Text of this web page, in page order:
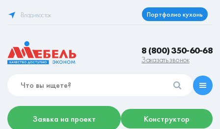
Владивосток Портфолио кухонь
8 (800) 350-60-68
Заказать звонок
Заявка на проект Конструктор